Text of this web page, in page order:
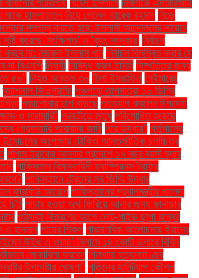
বানানোর পরিকল্পনা নাহিদ ইসলামে নিকগঞ্জে এমআরআই
মাকে হাসপাতালে নিয়ে গেলেন তারেক রহমান নিজে
সম্পন্ন করতে হবে: ইসলামী আন্দোলনের নায়েবে
সৃষ্টি করেছে 'সংক্ষিপ্ত' ও 'বৃহৎ সংস্কার' নির্বাচন
করবে না: নজরুল ইসলাম খান নির্বাচন বিলম্বিত করার যে
না বিএনপি নির্বাহী নিষিদ্ধ করল ইসিবি নিষ্পত্তির জন্য
৫৯" নিহত অন্তত ৩৬ নীলা ইসরাফিল নেইমারের
ন্যাশনাল জিওগ্রাফি পঞ্চগড়ে তাপমাত্রা ১০ ডিগ্রি
পড়াশোনার চাপ বাড়ছে পদত্যাগ করলেন উপদেষ্টা
ও মারামারি" পরবর্তীতে মৃত্যু পরিশোধিত হয়েছে
গ্রেফতারি পরোয়ানা জারি পরে উদ্ধার" পর্তুগালের
উন্মোচনের অপেক্ষায় টোকিও আন্তর্জাতিক চলচ্চিত্র
পশ্চিম ইরাকের আনবার প্রদেশে ১৭ বছর বয়সী হুদার
পাকিস্তান বিমানবাহিনী চ্যাম্পিয়নস ট্রফির
পাকিস্তানে ট্রেনের সব জিম্মি উদ্ধার
কারফিউ আরোপ পাকিস্তানের প্রধানমন্ত্রীর খালেদা
চিঠি পাচার হওয়া অর্থ ফিরিয়ে আনার জন্য কানাডার
পাঠ্যবই বিতরণের আগে নোট-গাইড ছাপা বন্ধের
ও হান্নান পায়ের শিকল পারমাণবিক আলোচনায় ইরানের
উইথ এ ওয়াচ’ নিলামে ১৪ কোটি ডলারে বিক্রি
মোকাবিলা করবেন পিলখানা হত্যাকাণ্ডের
উপদেষ্টার ঘোষণা" পুতিনের হানিট্র্যাপ কৌশল